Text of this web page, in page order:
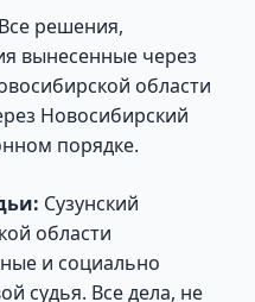
Все решения,
вынесенные через
области
Новосибирский
порядке.
Сузунский
области
и социально
судья. Все дела, не